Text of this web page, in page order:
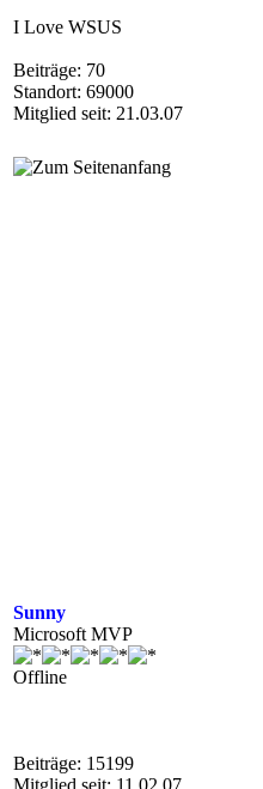
I Love WSUS
Beiträge: 70
Standort: 69000
Mitglied seit: 21.03.07
Sunny
Microsoft MVP
Offline
Beiträge: 15199
Mitglied seit: 11.02.07